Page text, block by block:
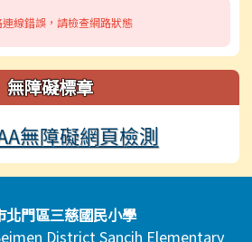
線錯誤，請檢查網路狀態
無障礙標章
北門區三慈國民小學
District Sancih Elementary